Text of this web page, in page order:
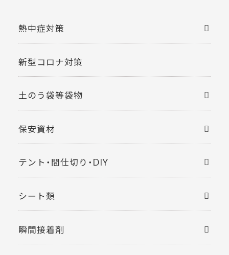
熱中症対策
新型コロナ対策
土のう袋等袋物
保安資材
テント・間仕切り・DIY
シート類
瞬間接着剤